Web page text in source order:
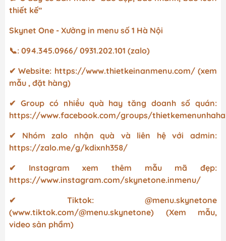
thiết kế”
Skynet One - Xưởng in menu số 1 Hà Nội
📞: 094.345.0966/ 0931.202.101 (zalo)
✔ Website: https://www.thietkeinanmenu.com/(xem
mẫu , đặt hàng)
✔ Group có nhiều quà hay tăng doanh số quán:
https://www.facebook.com/groups/
✔ Nhóm zalo nhận quà và liên hệ với admin:
https://zalo.me/g/kdixnh358/
✔ Instagram xem thêm mẫu mã đẹp:
https://www.instagram.com/skynetone.inmenu/
✔ Tiktok: @menu.skynetone
(www.tiktok.com/@menu.skynetone) (Xem mẫu,
video sản phẩm)